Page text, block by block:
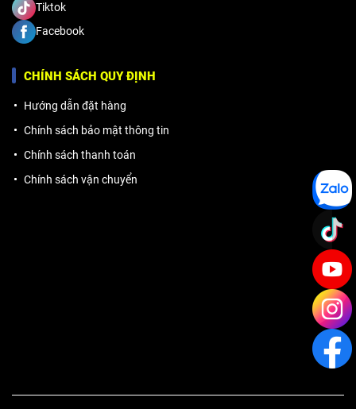
Tiktok
Facebook
CHÍNH SÁCH QUY ĐỊNH
Hướng dẫn đặt hàng
Chính sách bảo mật thông tin
Chính sách thanh toán
Chính sách vận chuyển